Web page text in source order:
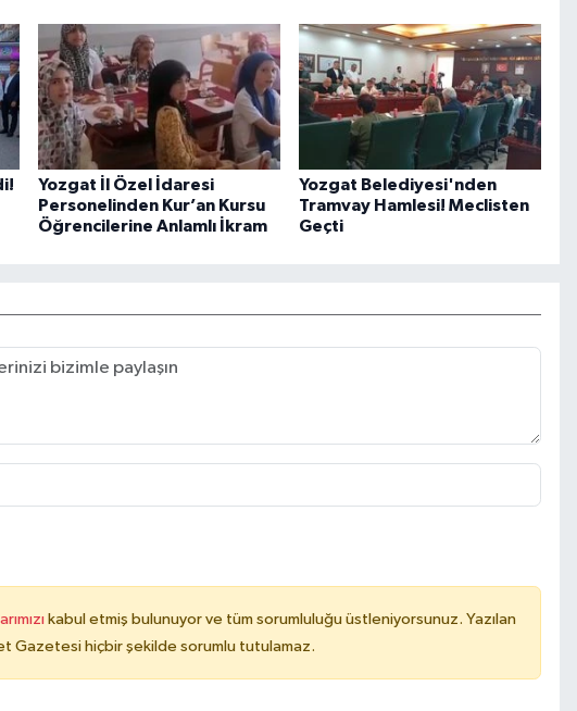
Yozgat İl Özel İdaresi
Personelinden Kur’an Kursu
Öğrencilerine Anlamlı İkram
Yozgat Belediyesi'nden
Tramvay Hamlesi! Meclisten
Geçti
kabul etmiş bulunuyor ve tüm sorumluluğu üstleniyorsunuz. Yazılan
Gazetesi hiçbir şekilde sorumlu tutulamaz.